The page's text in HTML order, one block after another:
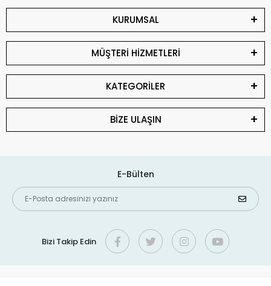
KURUMSAL
MÜŞTERİ HİZMETLERİ
KATEGORİLER
BİZE ULAŞIN
E-Bülten
Bizi Takip Edin